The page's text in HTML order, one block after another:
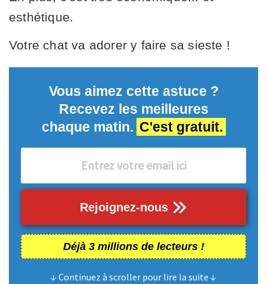
esthétique.
Votre chat va adorer y faire sa sieste !
Vous aimez cette astuce ?
Recevez les meilleures
chaque matin. C'est gratuit.
Rejoignez-nous
Déjà 3 millions de lecteurs !
↓ Continuez à scroller pour lire la suite ↓